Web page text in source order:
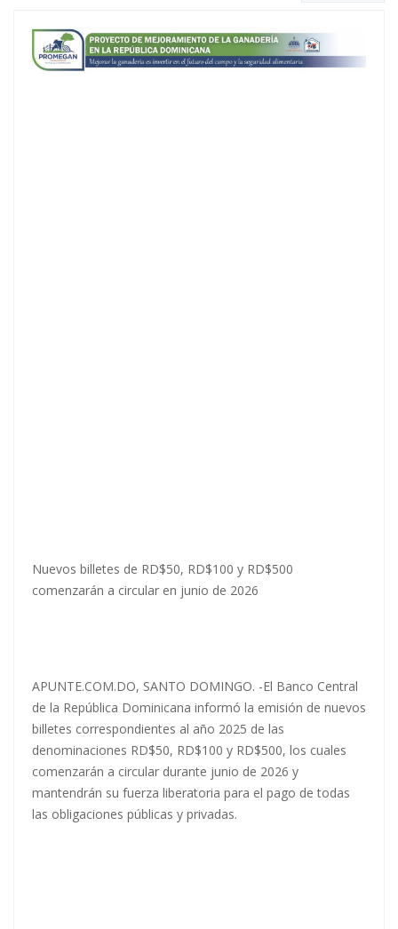
Nuevos billetes de RD$50, RD$100 y RD$500
comenzarán a circular en junio de 2026
APUNTE.COM.DO, SANTO DOMINGO. -El Banco Central
de la República Dominicana informó la emisión de nuevos
billetes correspondientes al año 2025 de las
denominaciones RD$50, RD$100 y RD$500, los cuales
comenzarán a circular durante junio de 2026 y
mantendrán su fuerza liberatoria para el pago de todas
las obligaciones públicas y privadas.